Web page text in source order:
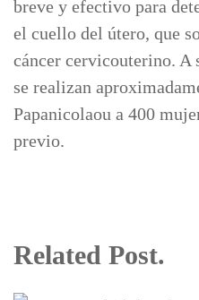
breve y efectivo para
el cuello del útero, que
cáncer cervicouterino. A
se realizan
Papanicolaou a 400
previo.
Related Post.